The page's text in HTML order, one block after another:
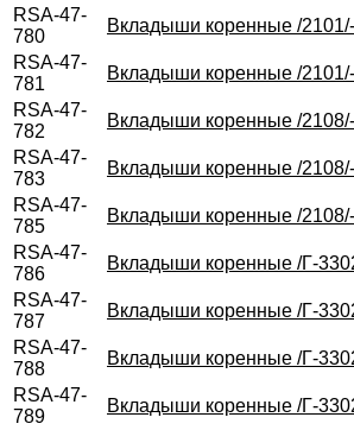
RSA-47-
780
Вкладыши коренные /
RSA-47-
781
Вкладыши коренные /
RSA-47-
782
Вкладыши коренные /
RSA-47-
783
Вкладыши коренные /
RSA-47-
785
Вкладыши коренные /
RSA-47-
786
Вкладыши коренные /Г-
RSA-47-
787
Вкладыши коренные /Г-
RSA-47-
788
Вкладыши коренные /Г-
RSA-47-
789
Вкладыши коренные /Г-